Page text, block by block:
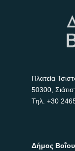
Πλατεία
50300,
Τηλ. +30
Δήμος Βοΐου